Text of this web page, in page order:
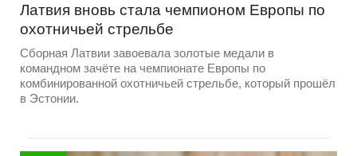
Латвия вновь стала чемпионом Европы по
охотничьей стрельбе
Сборная Латвии завоевала золотые медали в
командном зачёте на чемпионате Европы по
комбинированной охотничьей стрельбе, который прошёл
в Эстонии.